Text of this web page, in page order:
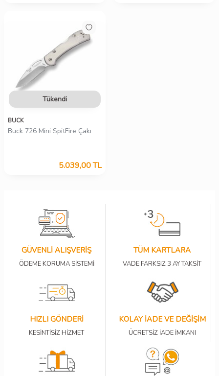
Tükendi
BUCK
Buck 726 Mini SpitFire Çakı
5.039,00TL
GÜVENLİ ALIŞVERİŞ
ÖDEME KORUMA SİSTEMİ
TÜM KARTLARA
VADE FARKSIZ 3 AY TAKSİT
HIZLI GÖNDERİ
KESİNTİSİZ HİZMET
KOLAY İADE VE DEĞİŞİM
ÜCRETSİZ İADE İMKANI